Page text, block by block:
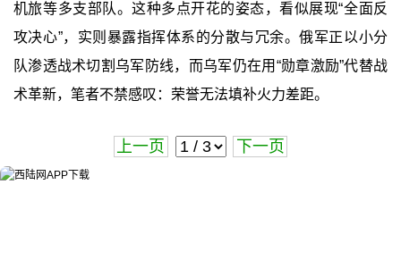
机旅等多支部队。这种多点开花的姿态，看似展现“全面反
攻决心”，实则暴露指挥体系的分散与冗余。俄军正以小分
队渗透战术切割乌军防线，而乌军仍在用“勋章激励”代替战
术革新，笔者不禁感叹：荣誉无法填补火力差距。
上一页 下一页